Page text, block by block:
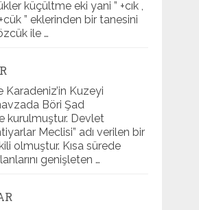
küçültme eki yani ” +cık ,
” eklerinden bir tanesini
ile …
Karadeniz’in Kuzeyi
Böri Şad
kurulmuştur. Devlet
Meclisi” adı verilen bir
olmuştur. Kısa sürede
genişleten …